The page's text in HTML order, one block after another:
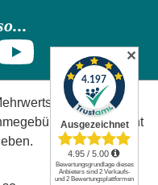
zzgl.
wenn nicht
✕